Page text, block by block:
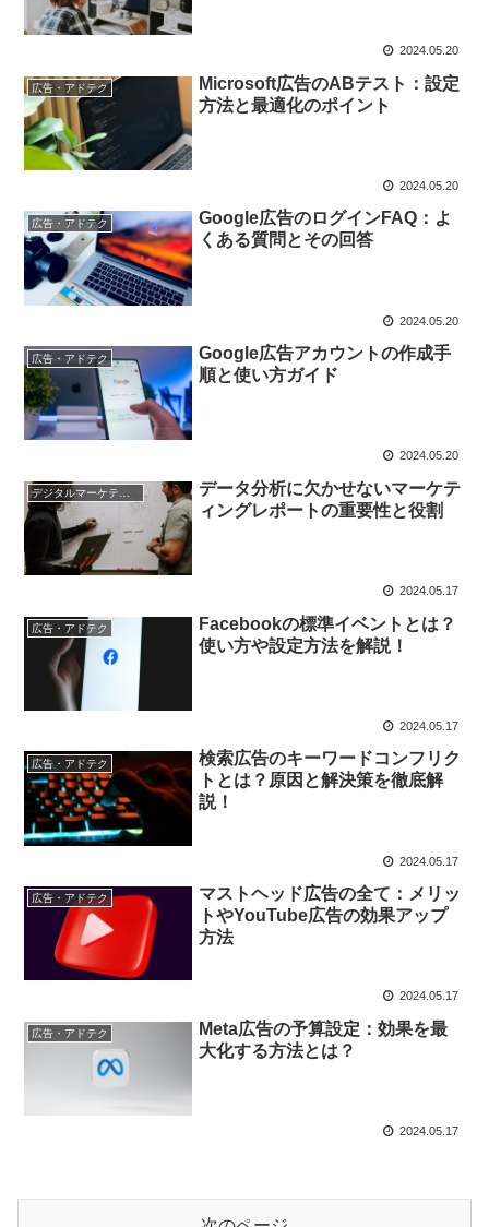
2024.05.20
広告・アドテク
Microsoft広告のABテスト：設定
方法と最適化のポイント
2024.05.20
広告・アドテク
Google広告のログインFAQ：よ
くある質問とその回答
2024.05.20
広告・アドテク
Google広告アカウントの作成手
順と使い方ガイド
2024.05.20
デジタルマーケティング基礎
データ分析に欠かせないマーケテ
ィングレポートの重要性と役割
2024.05.17
広告・アドテク
Facebookの標準イベントとは？
使い方や設定方法を解説！
2024.05.17
広告・アドテク
検索広告のキーワードコンフリク
トとは？原因と解決策を徹底解
説！
2024.05.17
広告・アドテク
マストヘッド広告の全て：メリッ
トやYouTube広告の効果アップ
方法
2024.05.17
広告・アドテク
Meta広告の予算設定：効果を最
大化する方法とは？
2024.05.17